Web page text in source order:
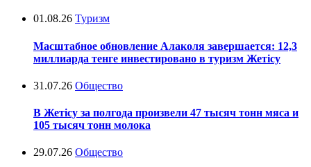
01.08.26 Туризм
Масштабное обновление Алаколя завершается: 12,3
миллиарда тенге инвестировано в туризм Жетісу
31.07.26 Общество
В Жетісу за полгода произвели 47 тысяч тонн мяса и
105 тысяч тонн молока
29.07.26 Общество